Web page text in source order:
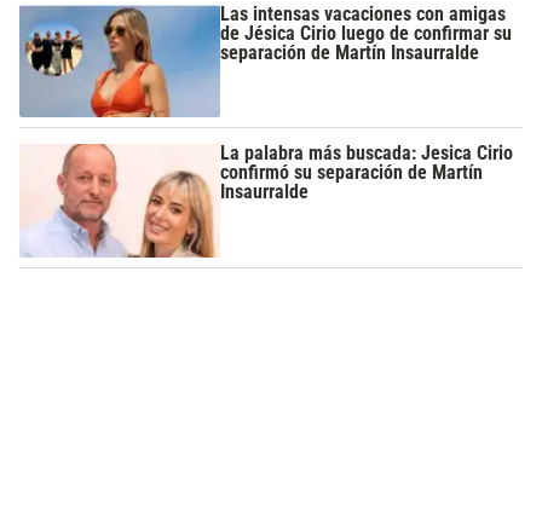
Las intensas vacaciones con amigas
de Jésica Cirio luego de confirmar su
separación de Martín Insaurralde
La palabra más buscada: Jesica Cirio
confirmó su separación de Martín
Insaurralde